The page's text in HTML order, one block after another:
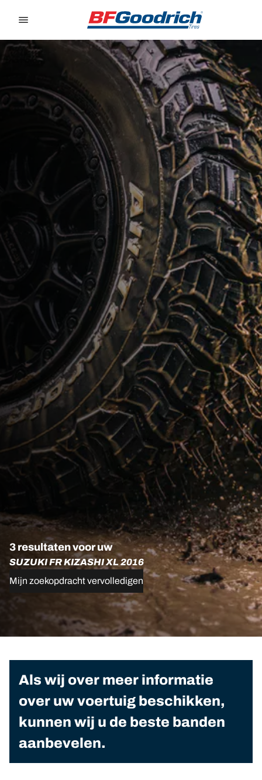
3 resultaten voor uw
SUZUKI FR KIZASHI XL 2016
Mijn zoekopdracht vervolledigen
Als wij over meer informatie
over uw voertuig beschikken,
kunnen wij u de beste banden
aanbevelen.